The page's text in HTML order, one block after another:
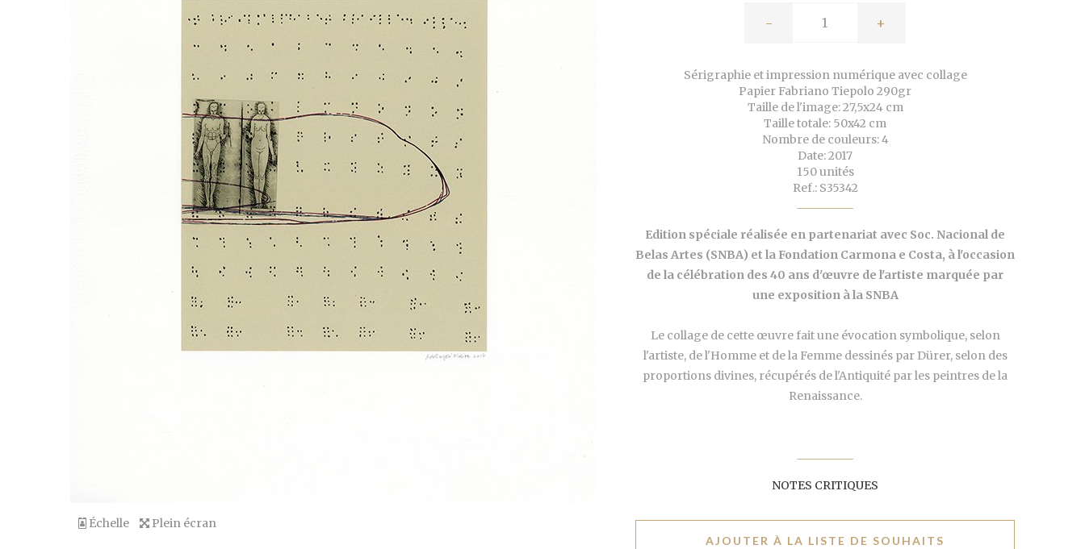
Échelle Plein écran
- +
Sérigraphie et impression numérique avec collage
Papier Fabriano Tiepolo 290gr
Taille de l'image: 27,5x24 cm
Taille totale: 50x42 cm
Nombre de couleurs: 4
Date: 2017
150 unités
Ref.: S35342
Edition spéciale réalisée en partenariat avec Soc. Nacional de
Belas Artes (SNBA) et la Fondation Carmona e Costa, à l'occasion
de la célébration des 40 ans d'œuvre de l'artiste marquée par
une exposition à la SNBA
Le collage de cette œuvre fait une évocation symbolique, selon
l'artiste, de l'Homme et de la Femme dessinés par Dürer, selon des
proportions divines, récupérés de l'Antiquité par les peintres de la
Renaissance.
NOTES CRITIQUES
AJOUTER À LA LISTE DE SOUHAITS